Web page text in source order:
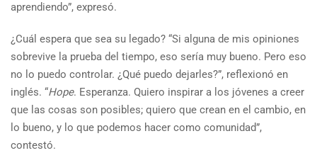
aprendiendo”, expresó.
¿Cuál espera que sea su legado? “Si alguna de mis opiniones
sobrevive la prueba del tiempo, eso sería muy bueno. Pero eso
no lo puedo controlar. ¿Qué puedo dejarles?”, reflexionó en
inglés. “Hope. Esperanza. Quiero inspirar a los jóvenes a creer
que las cosas son posibles; quiero que crean en el cambio, en
lo bueno, y lo que podemos hacer como comunidad”,
contestó.